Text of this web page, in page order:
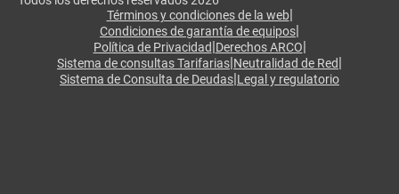
Términos y condiciones de la web|
Condiciones de garantía de equipos|
Política de Privacidad|Derechos ARCO|
Sistema de consultas Tarifarias|Neutralidad de Red|
Sistema de Consulta de Deudas|Legal y regulatorio